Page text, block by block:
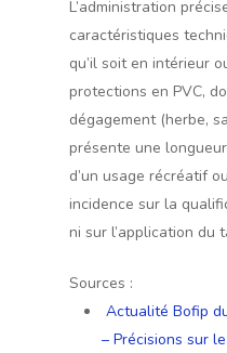
L’administration
caractéristiques
qu’il soit en intérieur
protections en PVC,
dégagement (herbe,
présente une
d’un usage récréatif
incidence sur la
ni sur l’application du
Sources :
Actualité Bofip
– Précisions sur